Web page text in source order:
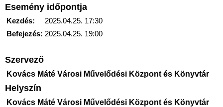
Esemény időpontja
Kezdés:
2025.04.25. 17:30
Befejezés: 2025.04.25. 19:00
Szervező
Kovács Máté Városi Művelődési Központ és Könyvtár
Helyszín
Kovács Máté Városi Művelődési Központ és Könyvtár